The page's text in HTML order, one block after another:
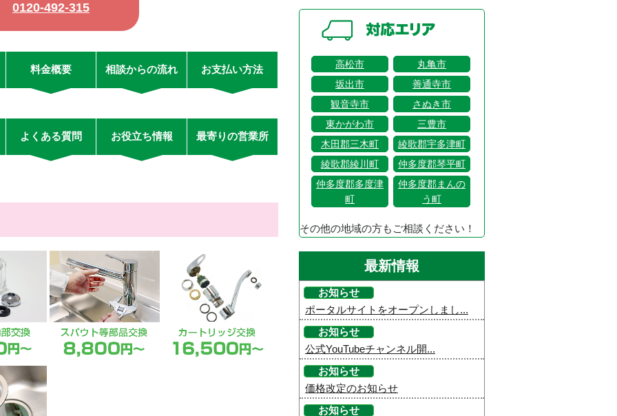
0120-492-315
料金概要 相談からの流れ お支払い方法
よくある質問 お役立ち情報 最寄りの営業所
高松市
丸亀市
坂出市
善通寺市
観音寺市
さぬき市
東かがわ市
三豊市
木田郡三木町
綾歌郡宇多津町
綾歌郡綾川町
仲多度郡琴平町
仲多度郡多度津
町
仲多度郡まんの
う町
その他の地域の方もご相談ください！
最新情報
お知らせ
ポータルサイトをオープンしまし...
お知らせ
公式YouTubeチャンネル開...
お知らせ
価格改定のお知らせ
お知らせ